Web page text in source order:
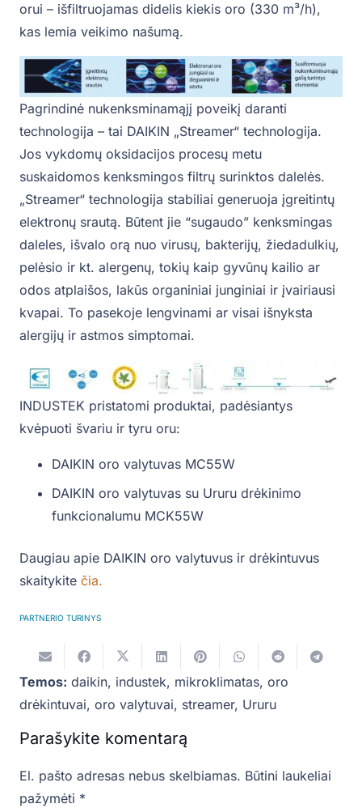
orui – išfiltruojamas didelis kiekis oro (330 m³/h),
kas lemia veikimo našumą.
Pagrindinė nukenksminamąjį poveikį daranti
technologija – tai DAIKIN „Streamer“ technologija.
Jos vykdomų oksidacijos procesų metu
suskaidomos kenksmingos filtrų surinktos dalelės.
„Streamer“ technologija stabiliai generuoja įgreitintų
elektronų srautą. Būtent jie “sugaudo” kenksmingas
daleles, išvalo orą nuo virusų, bakterijų, žiedadulkių,
pelėsio ir kt. alergenų, tokių kaip gyvūnų kailio ar
odos atplaišos, lakūs organiniai junginiai ir įvairiausi
kvapai. To pasekoje lengvinami ar visai išnyksta
alergijų ir astmos simptomai.
INDUSTEK pristatomi produktai, padėsiantys
kvėpuoti švariu ir tyru oru:
DAIKIN oro valytuvas MC55W
DAIKIN oro valytuvas su Ururu drėkinimo
funkcionalumu MCK55W
Daugiau apie DAIKIN oro valytuvus ir drėkintuvus
skaitykite čia.
PARTNERIO TURINYS
Temos: daikin, industek, mikroklimatas, oro
drėkintuvai, oro valytuvai, streamer, Ururu
Parašykite komentarą
El. pašto adresas nebus skelbiamas. Būtini laukeliai
pažymėti *